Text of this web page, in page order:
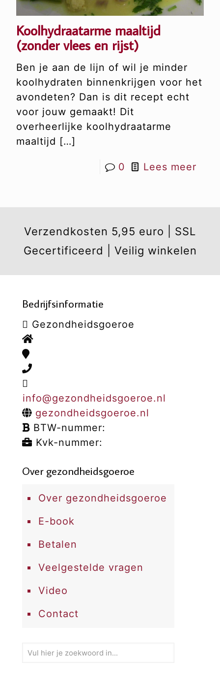
Koolhydraatarme maaltijd
(zonder vlees en rijst)
Ben je aan de lijn of wil je minder
koolhydraten binnenkrijgen voor het
avondeten? Dan is dit recept echt
voor jouw gemaakt! Dit
overheerlijke koolhydraatarme
maaltijd […]
0 Lees meer
Verzendkosten 5,95 euro | SSL
Gecertificeerd | Veilig winkelen
Bedrijfsinformatie
Gezondheidsgoeroe
info@gezondheidsgoeroe.nl
gezondheidsgoeroe.nl
BTW-nummer:
Kvk-nummer:
Over gezondheidsgoeroe
Over gezondheidsgoeroe
E-book
Betalen
Veelgestelde vragen
Video
Contact